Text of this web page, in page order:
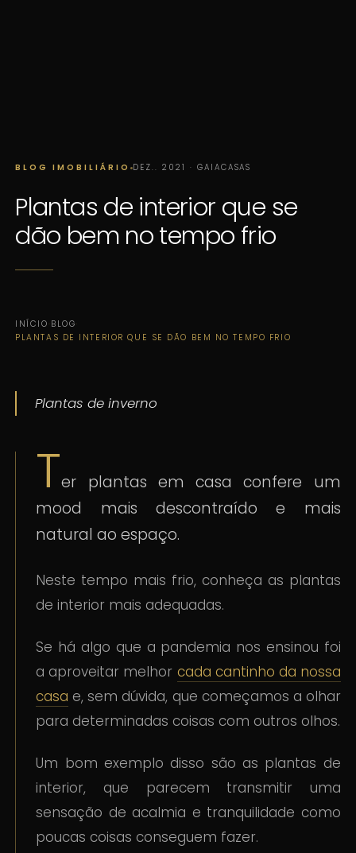
BLOG IMOBILIÁRIO DEZ.. 2021 · GAIACASAS
Plantas de interior que se
dão bem no tempo frio
INÍCIO·BLOG·
PLANTAS DE INTERIOR QUE SE DÃO BEM NO TEMPO FRIO
Plantas de inverno
Ter plantas em casa confere um
mood mais descontraído e mais
natural ao espaço.
Neste tempo mais frio, conheça as plantas
de interior mais adequadas.
Se há algo que a pandemia nos ensinou foi
a aproveitar melhor cada cantinho da nossa
casa e, sem dúvida, que começamos a olhar
para determinadas coisas com outros olhos.
Um bom exemplo disso são as plantas de
interior, que parecem transmitir uma
sensação de acalmia e tranquilidade como
poucas coisas conseguem fazer.